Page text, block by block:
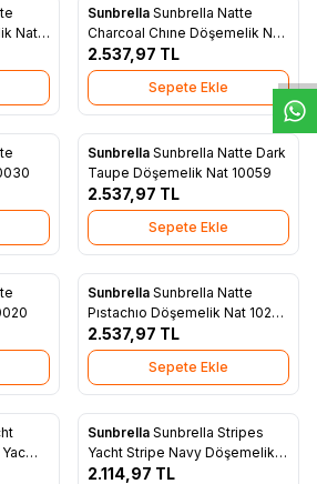
Nat
Yeni
Favorilere Ekle
Sunbrella Sunbrella Natte
Charcoal Chıne Döşemelik Nat
10063
2.537,97 TL
Sepete Ekle
Yeni
Favorilere Ekle
Sunbrella Sunbrella Natte Dark
Taupe Döşemelik Nat 10059
2.537,97 TL
Sepete Ekle
Yeni
Favorilere Ekle
Sunbrella Sunbrella Natte
Pıstachıo Döşemelik Nat 10233
140
2.537,97 TL
Sepete Ekle
Yeni
Favorilere Ekle
Sunbrella Sunbrella Stripes
Yacht Stripe Navy Döşemelik
Yac 3722
2.114,97 TL